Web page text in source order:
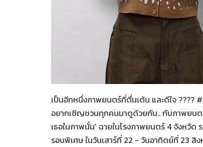
06-08-2569
Her in Frame เธอใน
เป็นอีกหนึ่งภาพยนตร์ที่ตื่นเต้น และดีใจ ????
อยากเชิญชวนทุกคนมาดูด้วยกัน.. กับภาพยนต
เธอในภาพนั้น' ฉายในโรงภาพยนตร์ 4 จังหวัด
รอบพิเศษ ในวันเสาร์ที่ 22 - วันอาทิตย์ที่ 23 สิ